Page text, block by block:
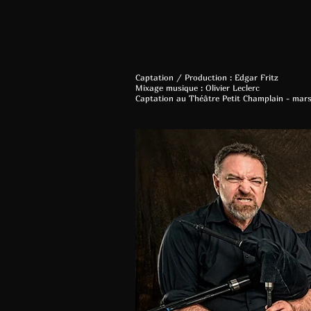
Captation / Production : Edgar Fritz
Mixage musique : Olivier Leclerc
Captation au Théâtre Petit Champlain -